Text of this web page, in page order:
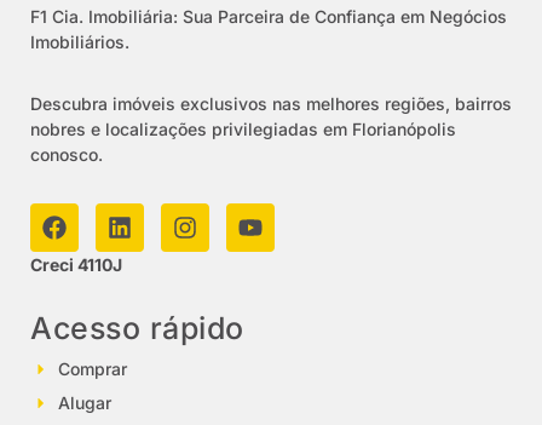
F1 Cia. Imobiliária: Sua Parceira de Confiança em Negócios
Imobiliários.
Descubra imóveis exclusivos nas melhores regiões, bairros
nobres e localizações privilegiadas em Florianópolis
conosco.
Creci 4110J
Acesso rápido
Comprar
Alugar